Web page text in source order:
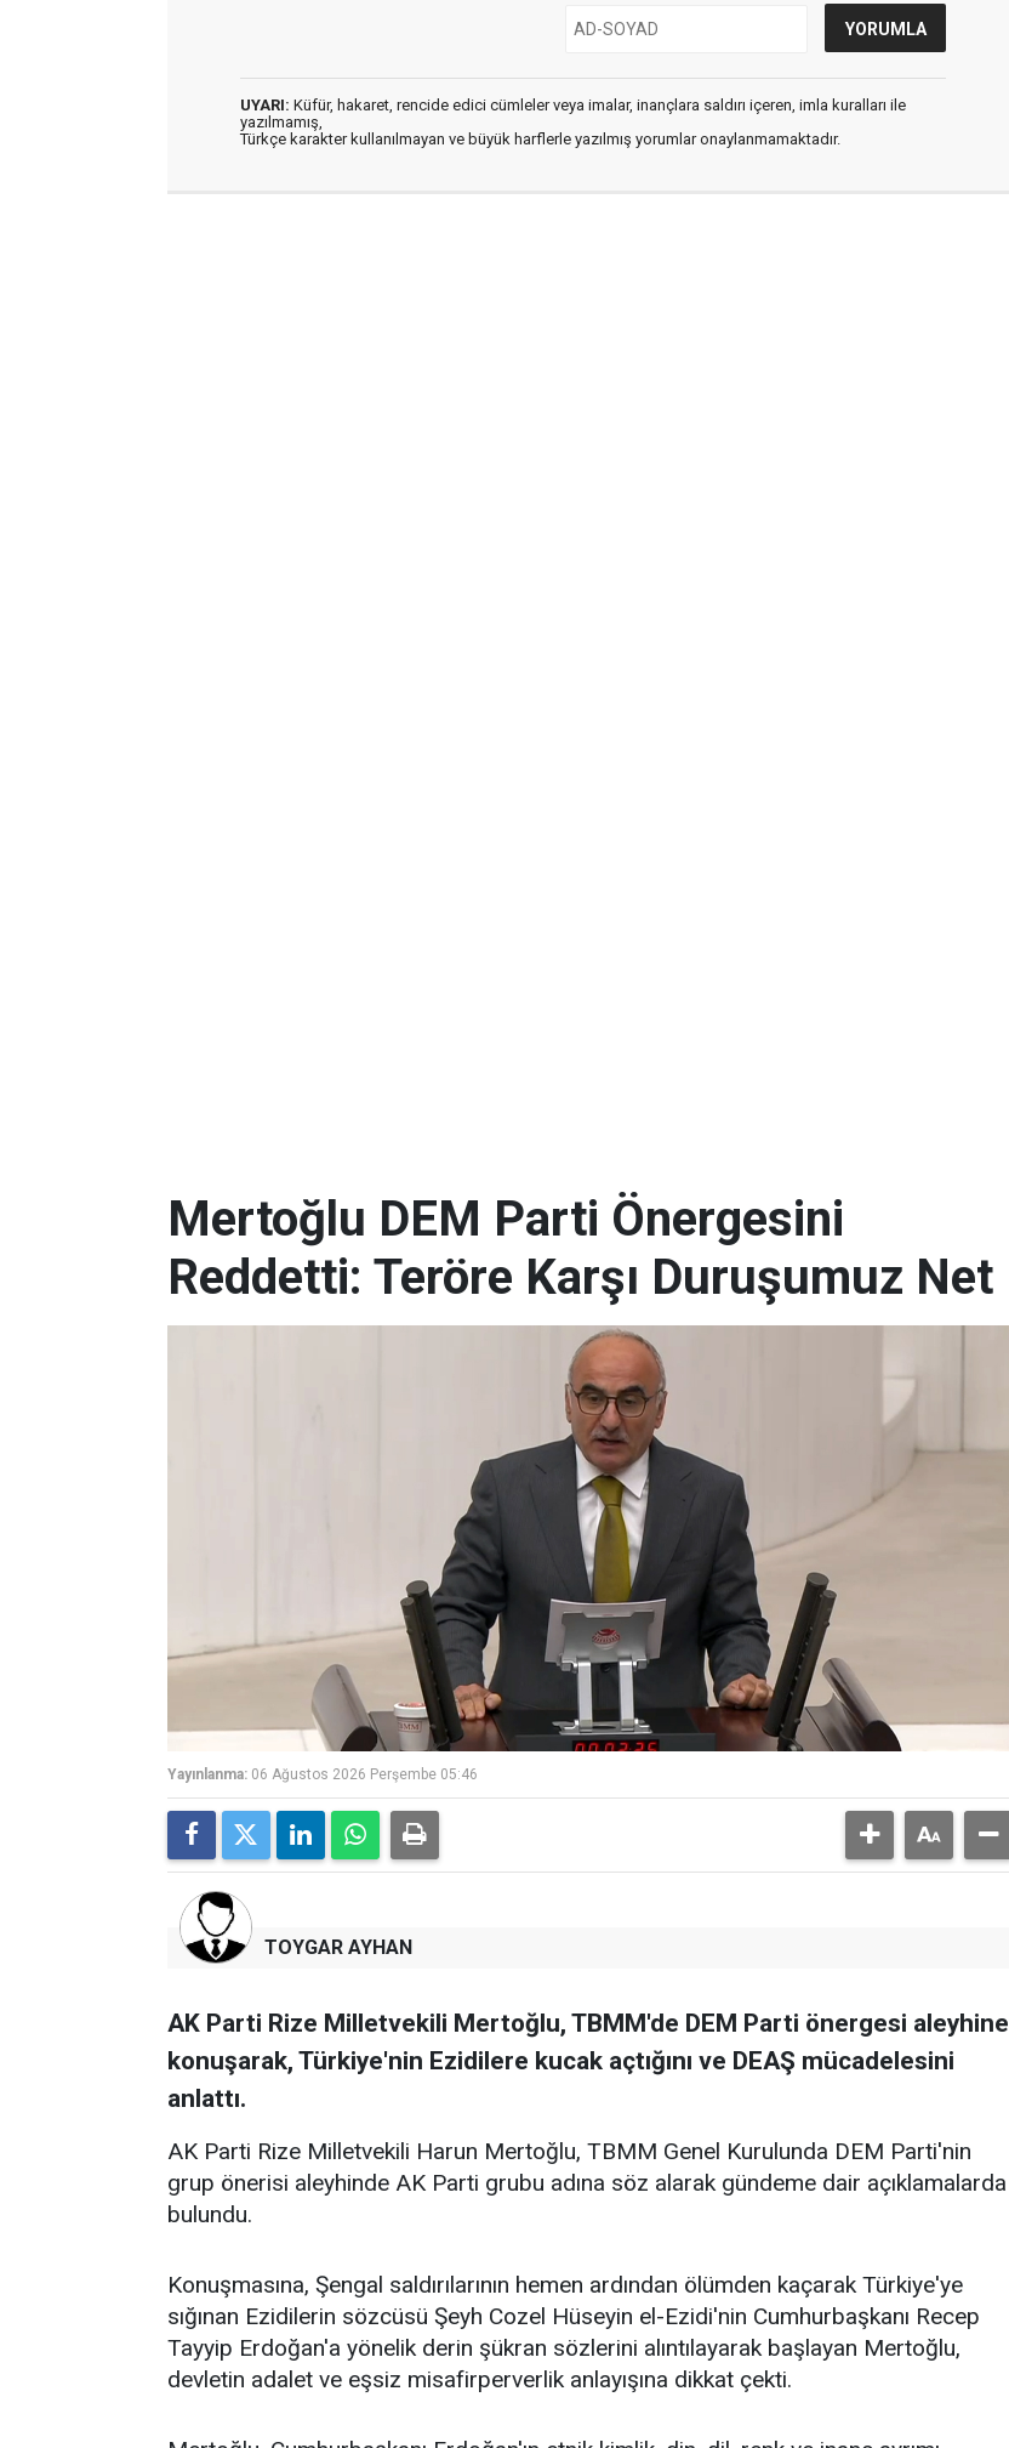
UYARI: Küfür, hakaret, rencide edici cümleler veya imalar, inançlara saldırı içeren, imla kuralları ile
yazılmamış,
Türkçe karakter kullanılmayan ve büyük harflerle yazılmış yorumlar onaylanmamaktadır.
Mertoğlu DEM Parti Önergesini
Reddetti: Teröre Karşı Duruşumuz Net
Yayınlanma: 06 Ağustos 2026 Perşembe 05:46
TOYGAR AYHAN
AK Parti Rize Milletvekili Mertoğlu, TBMM'de DEM Parti önergesi aleyhine
konuşarak, Türkiye'nin Ezidilere kucak açtığını ve DEAŞ mücadelesini
anlattı.
AK Parti Rize Milletvekili Harun Mertoğlu, TBMM Genel Kurulunda DEM Parti'nin
grup önerisi aleyhinde AK Parti grubu adına söz alarak gündeme dair açıklamalarda
bulundu.
Konuşmasına, Şengal saldırılarının hemen ardından ölümden kaçarak Türkiye'ye
sığınan Ezidilerin sözcüsü Şeyh Cozel Hüseyin el-Ezidi'nin Cumhurbaşkanı Recep
Tayyip Erdoğan'a yönelik derin şükran sözlerini alıntılayarak başlayan Mertoğlu,
devletin adalet ve eşsiz misafirperverlik anlayışına dikkat çekti.